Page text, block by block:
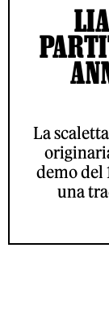
La
demo del
una